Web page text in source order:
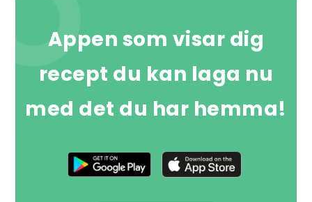
Appen som visar dig
recept du kan laga nu
med det du har hemma!